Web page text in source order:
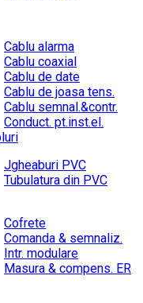
Cablu alarma
Cablu coaxial
Cablu de date
Cablu de joasa tens.
Cablu semnal.&contr.
Conduct. pt.inst.el.
Jgheaburi PVC
Tubulatura din PVC
Cofrete
Comanda & semnaliz.
Intr. modulare
Masura & compens. ER